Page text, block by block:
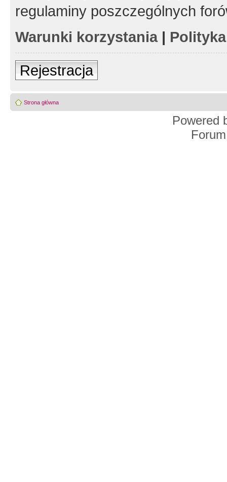
regulaminy poszczególnych
Warunki korzystania|
Rejestracja
Strona główna
Powered